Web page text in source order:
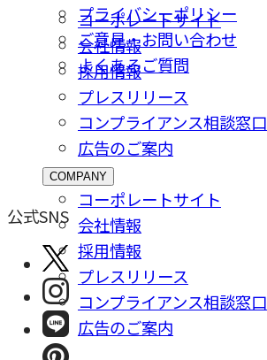
プライバシーポリシー
ご意⾒・お問い合わせ
よくあるご質問
コーポレートサイト
会社情報
採⽤情報
プレスリリース
コンプライアンス相談窓⼝
広告のご案内
COMPANY
コーポレートサイト
会社情報
採⽤情報
プレスリリース
コンプライアンス相談窓⼝
広告のご案内
公式SNS